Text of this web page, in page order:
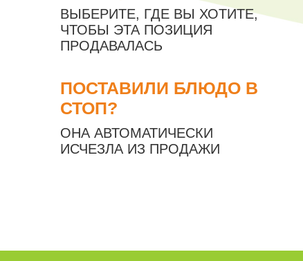
ВЫБЕРИТЕ, ГДЕ ВЫ ХОТИТЕ,
ЧТОБЫ ЭТА ПОЗИЦИЯ
ПРОДАВАЛАСЬ
ПОСТАВИЛИ БЛЮДО В
СТОП?
ОНА АВТОМАТИЧЕСКИ
ИСЧЕЗЛА ИЗ ПРОДАЖИ